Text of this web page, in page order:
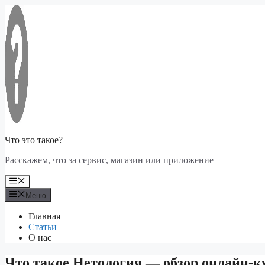
Перейти
к
содержимому
Что это такое?
Расскажем, что за сервис, магазин или приложение
Меню
Меню
Главная
Статьи
О нас